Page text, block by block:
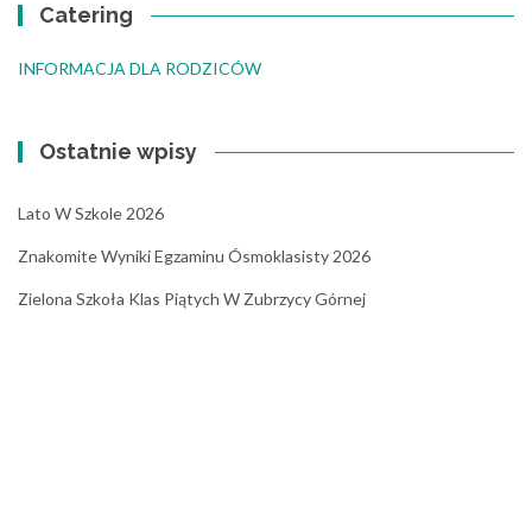
Catering
INFORMACJA DLA RODZICÓW
Ostatnie wpisy
Lato W Szkole 2026
Znakomite Wyniki Egzaminu Ósmoklasisty 2026
Zielona Szkoła Klas Piątych W Zubrzycy Górnej